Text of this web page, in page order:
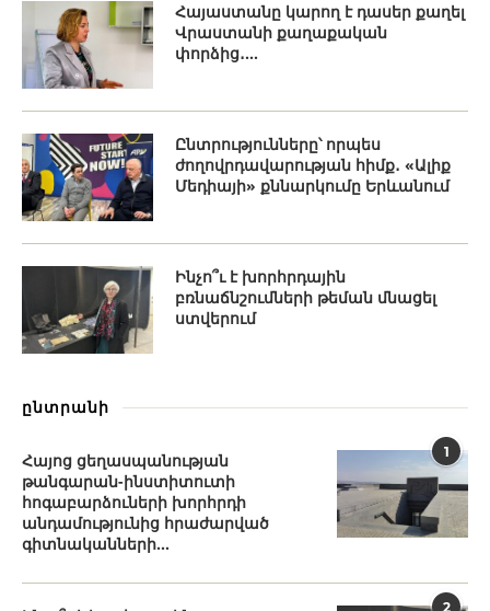
Հայաստանը կարող է դասեր քաղել
Վրաստանի քաղաքական
փորձից․...
Ընտրությունները՝ որպես
ժողովրդավարության հիմք․ «Ալիք
Մեդիայի» քննարկումը Երևանում
Ինչո՞ւ է խորհրդային
բռնաճնշումների թեման մնացել
ստվերում
ընտրանի
1
Հայոց ցեղասպանության
թանգարան-ինստիտուտի
հոգաբարձուների խորհրդի
անդամությունից հրաժարված
գիտնականների...
2